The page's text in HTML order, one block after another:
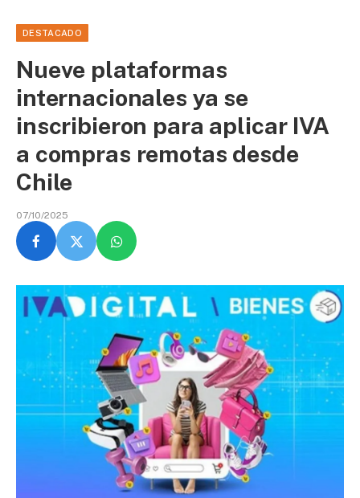
DESTACADO
Nueve plataformas
internacionales ya se
inscribieron para aplicar IVA
a compras remotas desde
Chile
07/10/2025